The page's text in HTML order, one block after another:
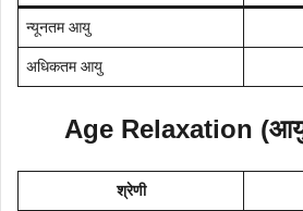
न्यूनतम आयु
अधिकतम आयु
Age Relaxation (आयु
श्रेणी